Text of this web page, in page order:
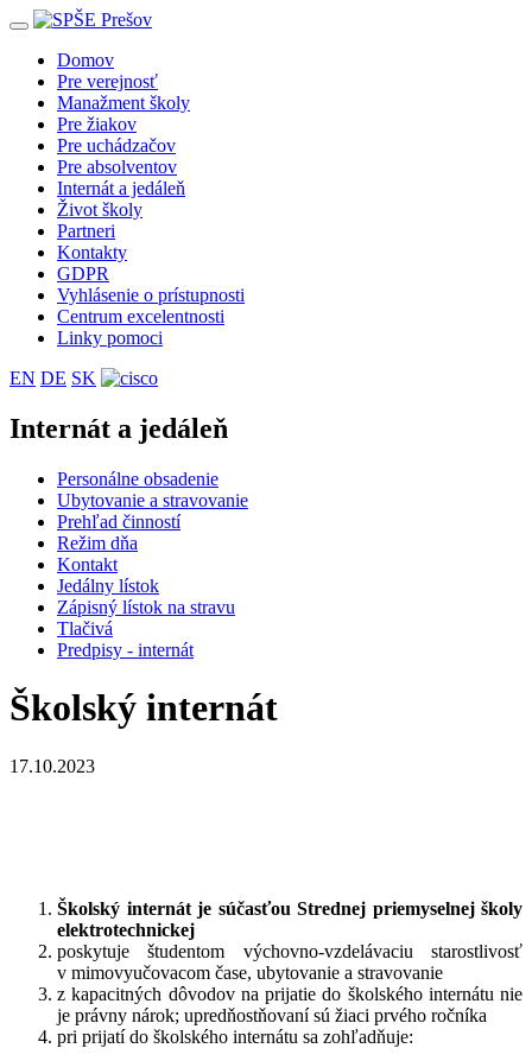
Toggle
navigationDomov
Pre verejnosť
Manažment školy
Pre žiakov
Pre uchádzačov
Pre absolventov
Internát a jedáleň
Život školy
Partneri
Kontakty
GDPR
Vyhlásenie o prístupnosti
Centrum excelentnosti
Linky pomoci
EN DE SK
Internát a jedáleň
Personálne obsadenie
Ubytovanie a stravovanie
Prehľad činností
Režim dňa
Kontakt
Jedálny lístok
Zápisný lístok na stravu
Tlačivá
Predpisy - internát
Školský internát
17.10.2023
Školský internát je súčasťou Strednej priemyselnej školy
elektrotechnickej
poskytuje študentom výchovno-vzdelávaciu starostlivosť
v mimovyučovacom čase, ubytovanie a stravovanie
z kapacitných dôvodov na prijatie do školského internátu nie
je právny nárok; upredňostňovaní sú žiaci prvého ročníka
pri prijatí do školského internátu sa zohľadňuje: